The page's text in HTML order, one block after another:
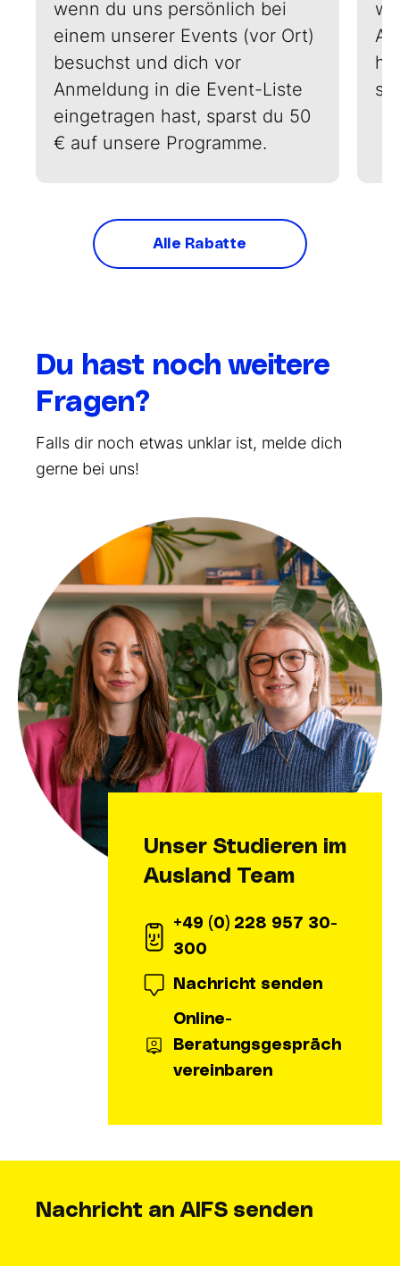
wenn du uns persönlich bei
einem unserer Events (vor Ort)
besuchst und dich vor
Anmeldung in die Event-Liste
eingetragen hast, sparst du 50
€ auf unsere Programme.
w
Alle Rabatte
Du hast noch weitere
Fragen?
Falls dir noch etwas unklar ist, melde dich
gerne bei uns!
Unser Studieren im
Ausland Team
+49 (0) 228 957 30-
300
Nachricht senden
Online-
Beratungsgespräch
vereinbaren
Nachricht an AIFS senden